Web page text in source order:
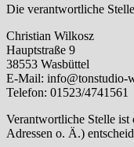
Die verantwortliche
Christian Wilkosz
Hauptstraße 9
38553 Wasbüttel
E-Mail: info@tonstudio-
Telefon: 01523/4741561
Verantwortliche Stelle ist
Adressen o. Ä.)